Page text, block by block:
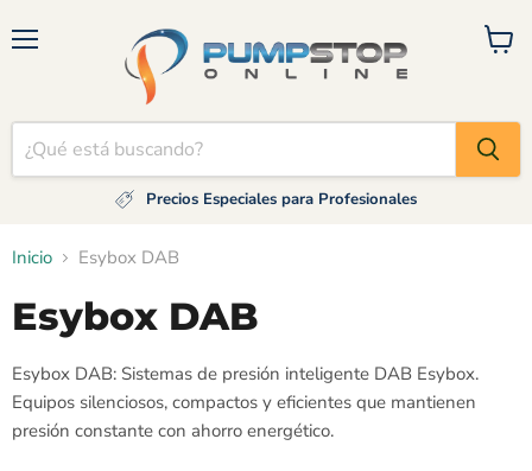
Precios Especiales para Profesionales
Ver
Inicio Esybox DAB
Esybox DAB
Esybox DAB: Sistemas de presión inteligente DAB Esybox.
Equipos silenciosos, compactos y eficientes que mantienen
presión constante con ahorro energético.